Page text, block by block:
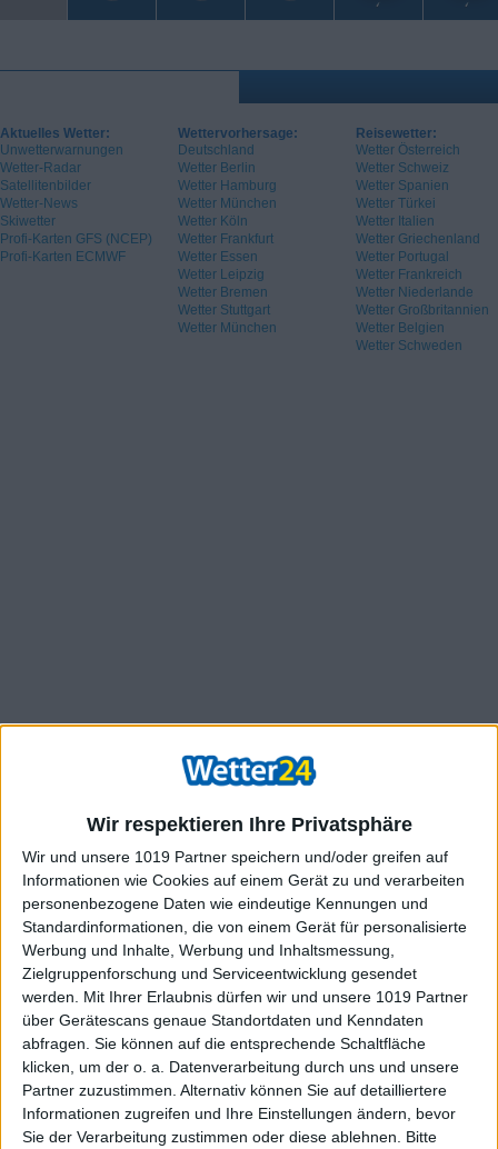
Wir respektieren Ihre Privatsphäre
Wir und unsere 1019 Partner speichern und/oder greifen auf
Informationen wie Cookies auf einem Gerät zu und verarbeiten
personenbezogene Daten wie eindeutige Kennungen und
Standardinformationen, die von einem Gerät für personalisierte
Werbung und Inhalte, Werbung und Inhaltsmessung,
Zielgruppenforschung und Serviceentwicklung gesendet
werden.
Mit Ihrer Erlaubnis dürfen wir und unsere 1019 Partner
über Gerätescans genaue Standortdaten und Kenndaten
abfragen. Sie können auf die entsprechende Schaltfläche
klicken, um der o. a. Datenverarbeitung durch uns und unsere
Partner zuzustimmen. Alternativ können Sie auf detailliertere
Informationen zugreifen und Ihre Einstellungen ändern, bevor
Sie der Verarbeitung zustimmen oder diese ablehnen.
Bitte
Aktuelles Wetter:
Unwetterwarnungen
Wetter-Radar
Satellitenbilder
Wetter-News
Skiwetter
Profi-Karten GFS (NCEP)
Profi-Karten ECMWF
Wettervorhersage:
Deutschland
Wetter Berlin
Wetter Hamburg
Wetter München
Wetter Köln
Wetter Frankfurt
Wetter Essen
Wetter Leipzig
Wetter Bremen
Wetter Stuttgart
Wetter München
Reisewetter:
Wetter Österreich
Wetter Schweiz
Wetter Spanien
Wetter Türkei
Wetter Italien
Wetter Griechenland
Wetter Portugal
Wetter Frankreich
Wetter Niederlande
Wetter Großbritannien
Wetter Belgien
Wetter Schweden